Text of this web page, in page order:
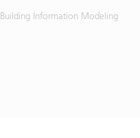
Building Information Modeling